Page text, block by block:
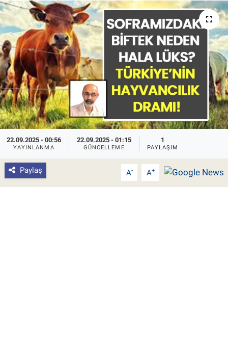
22.09.2025 - 00:56
YAYINLANMA
22.09.2025 - 01:15
GÜNCELLEME
1
PAYLAŞIM
Paylaş A- A+
Pankobirlik
Et fiyatları
Tarım Bilgisi
Yetiştirici Soruyor
Dünyada Tarım
Üretici Birlikleri
Şeker ve Şekerli Mamüller